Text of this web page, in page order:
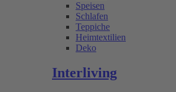
Speisen
Schlafen
Teppiche
Heimtextilien
Deko
Interliving